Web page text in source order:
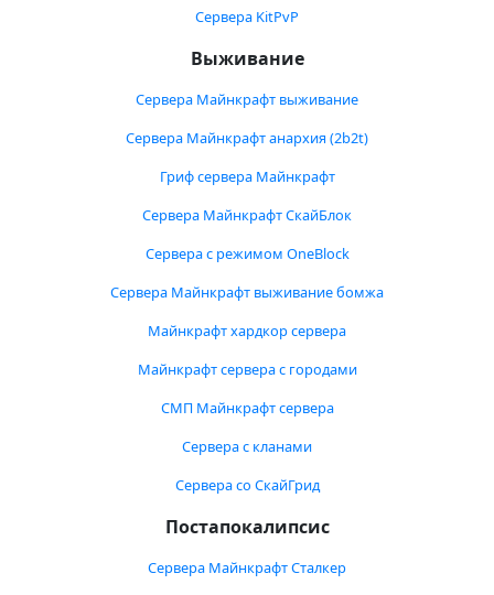
Сервера KitPvP
Выживание
Сервера Майнкрафт выживание
Сервера Майнкрафт анархия (2b2t)
Гриф сервера Майнкрафт
Сервера Майнкрафт СкайБлок
Сервера с режимом OneBlock
Сервера Майнкрафт выживание бомжа
Майнкрафт хардкор сервера
Майнкрафт сервера с городами
СМП Майнкрафт сервера
Сервера с кланами
Сервера со СкайГрид
Постапокалипсис
Сервера Майнкрафт Сталкер